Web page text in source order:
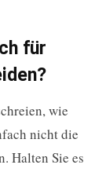
für
wie
nicht die
Halten Sie es